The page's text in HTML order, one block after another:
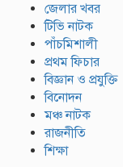
জেলার খবর
টিভি নাটক
পাঁচমিশালী
প্রথম ফিচার
বিজ্ঞান ও প্রযুক্তি
বিনোদন
মঞ্চ নাটক
রাজনীতি
শিক্ষা